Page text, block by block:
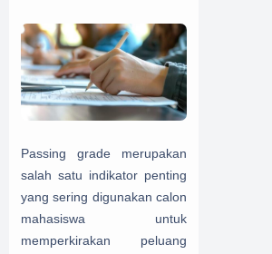
Passing grade merupakan
salah satu indikator penting
yang sering digunakan calon
mahasiswa untuk
memperkirakan peluang